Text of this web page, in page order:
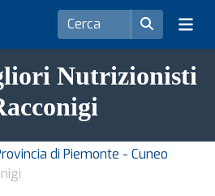
Nutrizionisti
di Piemonte - Cuneo